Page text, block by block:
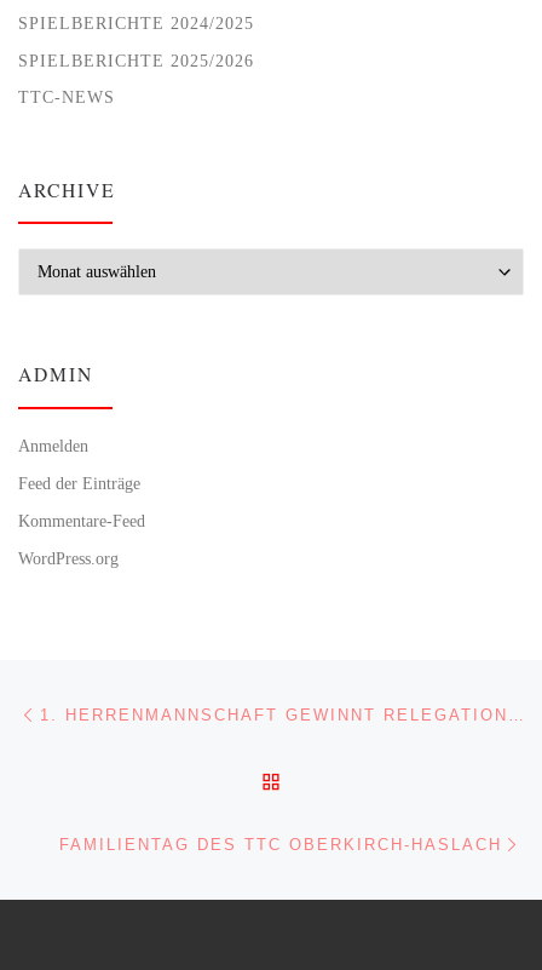
SPIELBERICHTE 2024/2025
SPIELBERICHTE 2025/2026
TTC-NEWS
ARCHIVE
ADMIN
Anmelden
Feed der Einträge
Kommentare-Feed
WordPress.org
Beitragsnavigation
FAMILIENTAG DES TTC OBERKIRCH-HASLACH